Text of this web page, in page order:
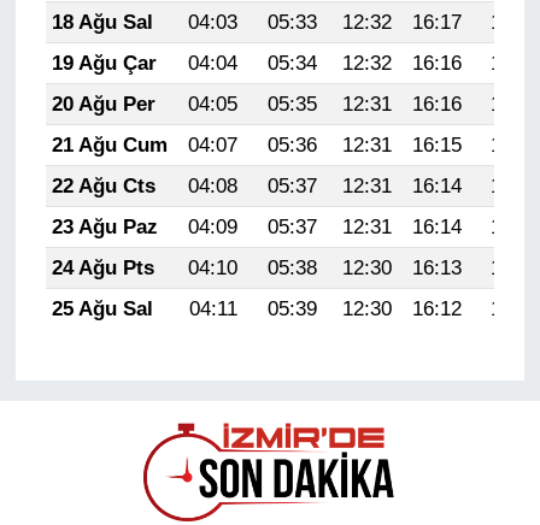
18 Ağu Sal
04:03 05:33 12:32 16:17
19:21
19 Ağu Çar
04:04 05:34 12:32 16:16
19:19
20 Ağu Per
04:05 05:35 12:31 16:16
19:18
21 Ağu Cum
04:07 05:36 12:31 16:15
19:17
22 Ağu Cts
04:08 05:37 12:31 16:14
19:15
23 Ağu Paz
04:09 05:37 12:31 16:14
19:14
24 Ağu Pts
04:10 05:38 12:30 16:13
19:13
25 Ağu Sal
04:11 05:39 12:30 16:12 19:11